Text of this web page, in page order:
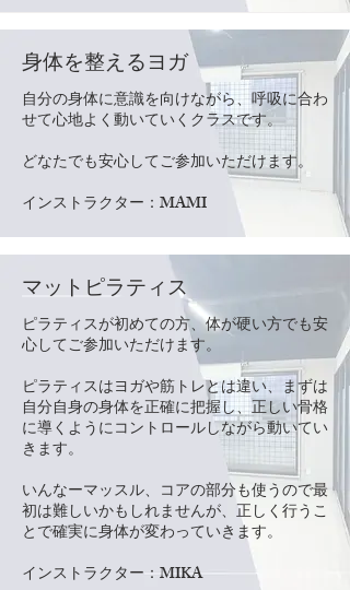
​身体を整えるヨガ
自分の身体に意識を向けながら、呼吸に合わ
せて心地よく動いていくクラスです。
どなたでも安心してご参加いただけます。
​インストラクター：MAMI
マットピラティス
ピラティスが初めての方、体が硬い方でも安
心してご参加いただけます。
ピラティスはヨガや筋トレとは違い、まずは
自分自身の身体を正確に把握し、正しい骨格
に導くようにコントロールしながら動いてい
きます。
いんなーマッスル、コアの部分も使うので最
初は難しいかもしれませんが、正しく行うこ
とで確実に身体が変わっていきます。
​インストラクター：MIKA